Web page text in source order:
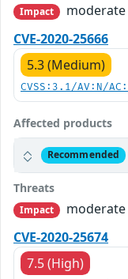
Impact
moderate
CVE-2020-25666
5.3 (Medium)
CVSS:3.1/AV:N/
Affected products
Recommended
Threats
Impact
moderate
CVE-2020-25674
7.5 (High)